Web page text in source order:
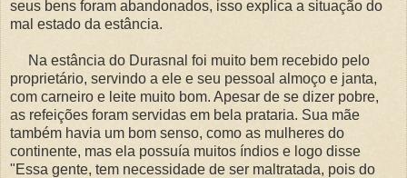
seus bens foram abandonados, isso explica a situação do
mal estado da estância.
Na estância do Durasnal foi muito bem recebido pelo
proprietário, servindo a ele e seu pessoal almoço e janta,
com carneiro e leite muito bom. Apesar de se dizer pobre,
as refeições foram servidas em bela prataria. Sua mãe
também havia um bom senso, como as mulheres do
continente, mas ela possuía muitos índios e logo disse
"Essa gente, tem necessidade de ser maltratada, pois do